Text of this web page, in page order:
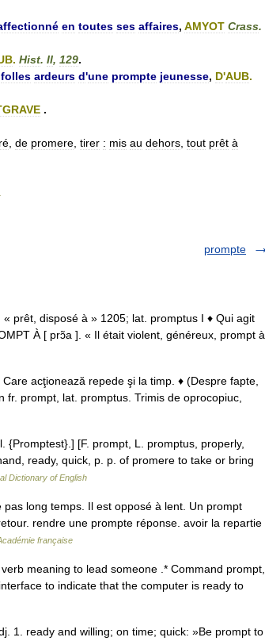
en toutes ses affaires, AMYOT Crass.
. Hist. II, 129.
folles ardeurs d'une prompte jeunesse, D'AUB.
.
de promere tirer : mis au dehors tout prêt à
prompte
prêt, disposé à » 1205; lat. promptus I ♦ Qui agit
À [ prɔ̃a ]. « Il était violent, généreux, prompt à
acţionează repede şi la timp. ♦ (Despre fapte,
prompt, lat. promptus. Trimis de oprocopiuc,
[F. prompt, L. promptus, properly,
ready, quick, p. p. of promere to take or bring
Dictionary of English
long temps. Il est opposé à lent. Un prompt
rendre une prompte réponse. avoir la repartie
française
meaning to lead someone .* Command prompt,
to indicate that the computer is ready to
1. ready and willing; on time; quick: »Be prompt to